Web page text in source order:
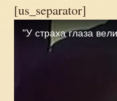
[us_separator]